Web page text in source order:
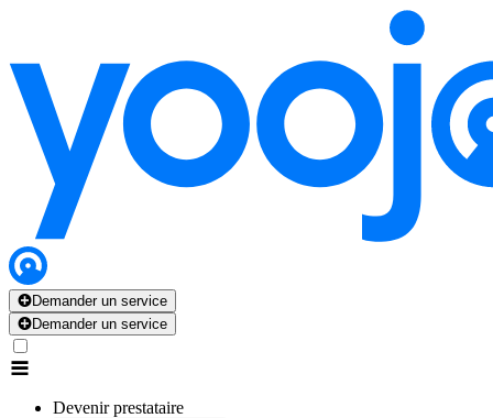
Demander un service
Demander un service
Devenir prestataire